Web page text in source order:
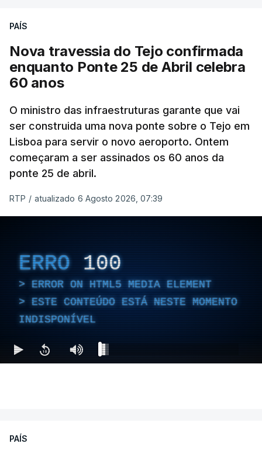
PAÍS
Nova travessia do Tejo confirmada
enquanto Ponte 25 de Abril celebra
60 anos
O ministro das infraestruturas garante que vai
ser construida uma nova ponte sobre o Tejo em
Lisboa para servir o novo aeroporto. Ontem
começaram a ser assinados os 60 anos da
ponte 25 de abril.
RTP / atualizado 6 Agosto 2026, 07:39
ERRO 100
ERROR ON HTML5 MEDIA ELEMENT
ESTE CONTEÚDO ESTÁ NESTE MOMENTO
INDISPONÍVEL
PAÍS